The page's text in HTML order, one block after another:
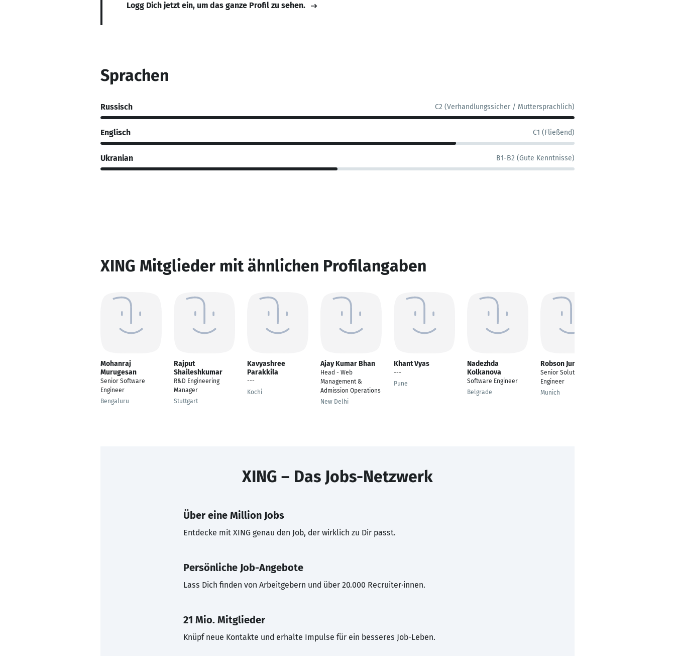
Logg Dich jetzt ein, um das ganze Profil zu sehen.
Sprachen
Russisch C2 (Verhandlungssicher / Muttersprachlich)
Englisch C1 (Fließend)
Ukranian B1-B2 (Gute Kenntnisse)
XING Mitglieder mit ähnlichen Profilangaben
Mohanraj
Murugesan
Senior Software
Engineer
Bengaluru
Rajput
Shaileshkumar
R&D Engineering
Manager
Stuttgart
Kavyashree
Parakkila
---
Kochi
Ajay Kumar Bhan
Head - Web
Management &
Admission Operations
New Delhi
Khant Vyas
---
Pune
Nadezhda
Kolkanova
Software Engineer
Belgrade
Robson Junior
Senior Solutions
Engineer
Munich
XING – Das Jobs-Netzwerk
Über eine Million Jobs
Entdecke mit XING genau den Job, der wirklich zu Dir passt.
Persönliche Job-Angebote
Lass Dich finden von Arbeitgebern und über 20.000 Recruiter·innen.
21 Mio. Mitglieder
Knüpf neue Kontakte und erhalte Impulse für ein besseres Job-Leben.